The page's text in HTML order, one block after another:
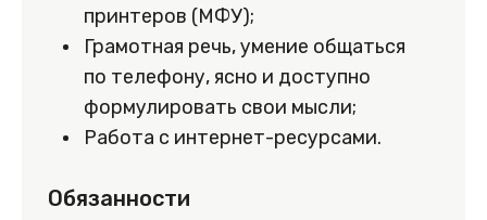
принтеров (МФУ);
Грамотная речь, умение общаться
по телефону, ясно и доступно
формулировать свои мысли;
Работа с интернет-ресурсами.
Обязанности